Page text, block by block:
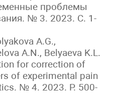
проблемы
№ 3. 2023. С. 1-
A.G.,
A.N., Belyaeva K.L.
for correction of
of experimental pain
№ 4. 2023. P. 500-